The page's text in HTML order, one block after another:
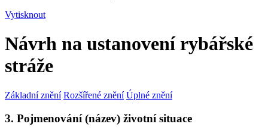
Vytisknout
Návrh na ustanovení rybářské
stráže
Základní znění Rozšířené znění Úplné znění
3. Pojmenování (název) životní situace